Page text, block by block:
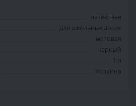
латексная
для школьных досок
матовая
черный
1 л
Украина